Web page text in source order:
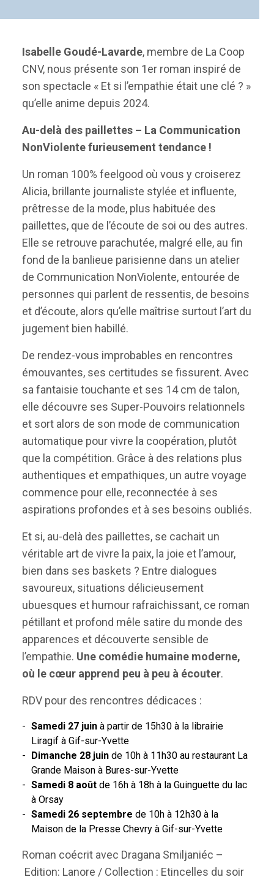
Isabelle Goudé-Lavarde, membre de La Coop
CNV, nous présente son 1er roman inspiré de
son spectacle « Et si l’empathie était une clé ? »
qu’elle anime depuis 2024.
Au-delà des paillettes – La Communication
NonViolente furieusement tendance !
Un roman 100% feelgood où vous y croiserez
Alicia, brillante journaliste stylée et influente,
prêtresse de la mode, plus habituée des
paillettes, que de l’écoute de soi ou des autres.
Elle se retrouve parachutée, malgré elle, au fin
fond de la banlieue parisienne dans un atelier
de Communication NonViolente, entourée de
personnes qui parlent de ressentis, de besoins
et d’écoute, alors qu’elle maîtrise surtout l’art du
jugement bien habillé.
De rendez-vous improbables en rencontres
émouvantes, ses certitudes se fissurent. Avec
sa fantaisie touchante et ses 14 cm de talon,
elle découvre ses Super-Pouvoirs relationnels
et sort alors de son mode de communication
automatique pour vivre la coopération, plutôt
que la compétition. Grâce à des relations plus
authentiques et empathiques, un autre voyage
commence pour elle, reconnectée à ses
aspirations profondes et à ses besoins oubliés.
Et si, au-delà des paillettes, se cachait un
véritable art de vivre la paix, la joie et l’amour,
bien dans ses baskets ? Entre dialogues
savoureux, situations délicieusement
ubuesques et humour rafraichissant, ce roman
pétillant et profond mêle satire du monde des
apparences et découverte sensible de
l’empathie. Une comédie humaine moderne,
où le cœur apprend peu à peu à écouter.
RDV pour des rencontres dédicaces :
Samedi 27 juin à partir de 15h30 à la librairie
Liragif à Gif-sur-Yvette
Dimanche 28 juin de 10h à 11h30 au restaurant La
Grande Maison à Bures-sur-Yvette
Samedi 8 août de 16h à 18h à la Guinguette du lac
à Orsay
Samedi 26 septembre de 10h à 12h30 à la
Maison de la Presse Chevry à Gif-sur-Yvette
Roman coécrit avec Dragana Smiljaniéc –
Edition: Lanore / Collection : Etincelles du soir